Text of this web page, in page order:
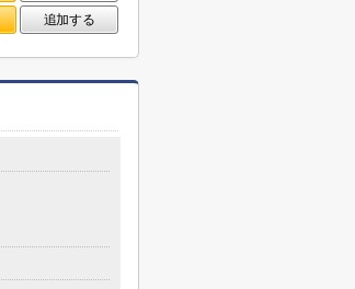
追加する